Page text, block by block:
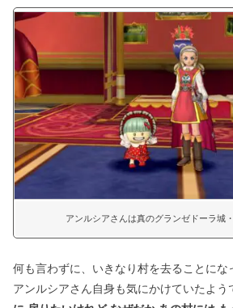
アンルシアさんは真のグランゼドーラ城
何も言わずに、いきなり村を去ることにな
アンルシアさん自身も気にかけていたよう